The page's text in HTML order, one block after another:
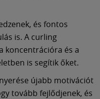
és fontos
is. A curling
koncentrációra és a
is segítik őket.
újabb motivációt
tovább fejlődjenek, és